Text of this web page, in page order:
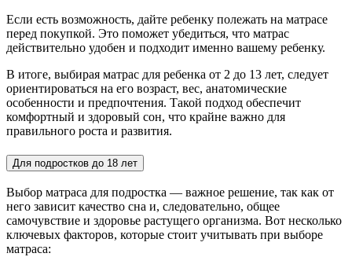
Если есть возможность, дайте ребенку полежать на матрасе
перед покупкой. Это поможет убедиться, что матрас
действительно удобен и подходит именно вашему ребенку.
В итоге, выбирая матрас для ребенка от 2 до 13 лет, следует
ориентироваться на его возраст, вес, анатомические
особенности и предпочтения. Такой подход обеспечит
комфортный и здоровый сон, что крайне важно для
правильного роста и развития.
Для подростков до 18 лет
Выбор матраса для подростка — важное решение, так как от
него зависит качество сна и, следовательно, общее
самочувствие и здоровье растущего организма. Вот несколько
ключевых факторов, которые стоит учитывать при выборе
матраса: